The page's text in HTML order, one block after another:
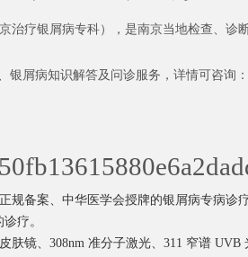
治疗银屑病专科），是南京当地检查、诊
银屑病知识解答及问诊服务，详情可咨询
规备案、中华医学会授牌的银屑病专病诊
疗。
肤镜、308nm 准分子激光、311 窄谱 UVB